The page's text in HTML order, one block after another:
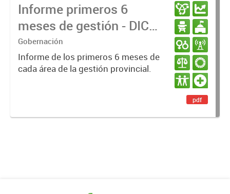
Informe primeros 6
meses de gestión - DIC
23 / JUN 24
Gobernación
Informe de los primeros 6 meses de
cada área de la gestión provincial.
pdf